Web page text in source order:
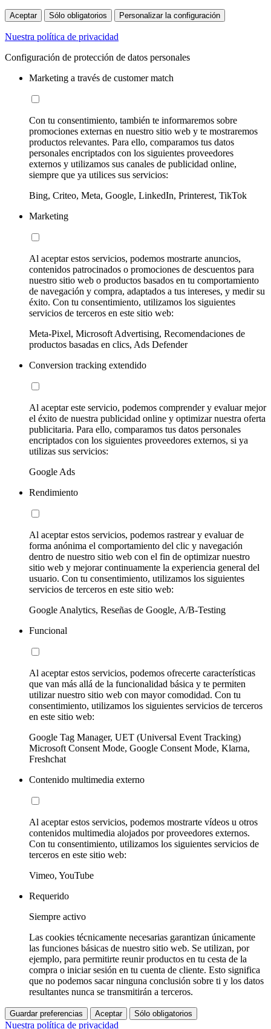
Aceptar Sólo obligatorios Personalizar la configuración
Nuestra política de privacidad
Configuración de protección de datos personales
Marketing a través de customer match
Con tu consentimiento, también te informaremos sobre
promociones externas en nuestro sitio web y te mostraremos
productos relevantes. Para ello, comparamos tus datos
personales encriptados con los siguientes proveedores
externos y utilizamos sus canales de publicidad online,
siempre que ya utilices sus servicios:
Bing, Criteo, Meta, Google, LinkedIn, Printerest, TikTok
Marketing
Al aceptar estos servicios, podemos mostrarte anuncios,
contenidos patrocinados o promociones de descuentos para
nuestro sitio web o productos basados en tu comportamiento
de navegación y compra, adaptados a tus intereses, y medir su
éxito. Con tu consentimiento, utilizamos los siguientes
servicios de terceros en este sitio web:
Meta-Pixel, Microsoft Advertising, Recomendaciones de
productos basadas en clics, Ads Defender
Conversion tracking extendido
Al aceptar este servicio, podemos comprender y evaluar mejor
el éxito de nuestra publicidad online y optimizar nuestra oferta
publicitaria. Para ello, comparamos tus datos personales
encriptados con los siguientes proveedores externos, si ya
utilizas sus servicios:
Google Ads
Rendimiento
Al aceptar estos servicios, podemos rastrear y evaluar de
forma anónima el comportamiento del clic y navegación
dentro de nuestro sitio web con el fin de optimizar nuestro
sitio web y mejorar continuamente la experiencia general del
usuario. Con tu consentimiento, utilizamos los siguientes
servicios de terceros en este sitio web:
Google Analytics, Reseñas de Google, A/B-Testing
Funcional
Al aceptar estos servicios, podemos ofrecerte características
que van más allá de la funcionalidad básica y te permiten
utilizar nuestro sitio web con mayor comodidad. Con tu
consentimiento, utilizamos los siguientes servicios de terceros
en este sitio web:
Google Tag Manager, UET (Universal Event Tracking)
Microsoft Consent Mode, Google Consent Mode, Klarna,
Freshchat
Contenido multimedia externo
Al aceptar estos servicios, podemos mostrarte vídeos u otros
contenidos multimedia alojados por proveedores externos.
Con tu consentimiento, utilizamos los siguientes servicios de
terceros en este sitio web:
Vimeo, YouTube
Requerido
Siempre activo
Las cookies técnicamente necesarias garantizan únicamente
las funciones básicas de nuestro sitio web. Se utilizan, por
ejemplo, para permitirte reunir productos en tu cesta de la
compra o iniciar sesión en tu cuenta de cliente. Esto significa
que no podemos sacar ninguna conclusión sobre ti y los datos
resultantes nunca se transmitirán a terceros.
Guardar preferencias Aceptar Sólo obligatorios
Nuestra política de privacidad